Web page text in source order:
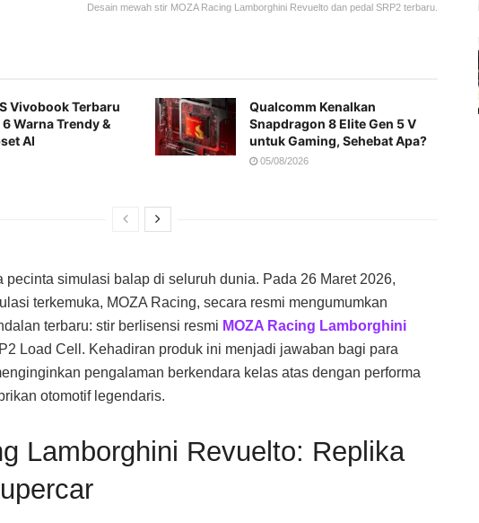
Desain mewah stir MOZA Racing Lamborghini Revuelto dan pedal SRP2 terbaru.
Vivobook Terbaru
Warna Trendy &
AI
Qualcomm Kenalkan
Snapdragon 8 Elite Gen 5 V
untuk Gaming, Sehebat Apa?
05/08/2026
pecinta simulasi balap di seluruh dunia. Pada 26 Maret 2026,
terkemuka, MOZA Racing, secara resmi mengumumkan
terbaru: stir berlisensi resmi MOZA Racing Lamborghini
Load Cell . Kehadiran produk ini menjadi jawaban bagi para
pengalaman berkendara kelas atas dengan performa
otomotif legendaris.
Lamborghini Revuelto: Replika